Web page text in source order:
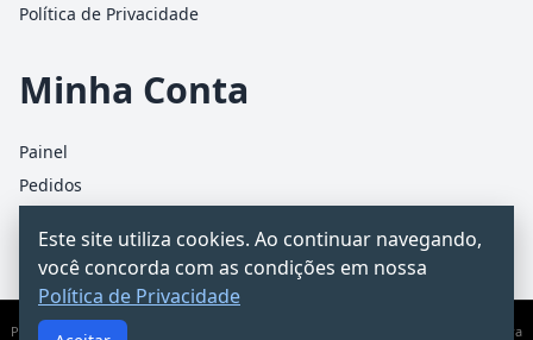
Política de Privacidade
Minha Conta
Painel
Pedidos
Carrinho
PCChacur Intermediação · CNPJ 31.928.499/0001-25 · Rua James Holland, 95 – Barra
Este site utiliza cookies. Ao continuar navegando,
você concorda com as condições em nossa
Política de Privacidade